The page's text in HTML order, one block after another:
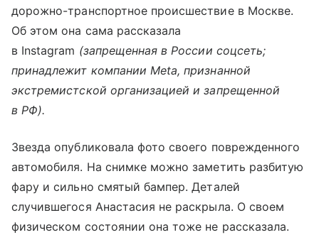
дорожно-транспортное происшествие в Москве.
Об этом она сама рассказала
в Instagram (запрещенная в России соцсеть;
принадлежит компании Meta, признанной
экстремистской организацией и запрещенной
в РФ).
Звезда опубликовала фото своего поврежденного
автомобиля. На снимке можно заметить разбитую
фару и сильно смятый бампер. Деталей
случившегося Анастасия не раскрыла. О своем
физическом состоянии она тоже не рассказала.